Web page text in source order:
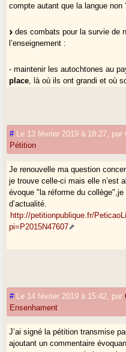
compte autant que la langue non
des combats pour la survie de
l’enseignement :
- maintenir les autochtones au
place , là où ils ont grandi et où
élargies (cf Corse, Nouvelle
pourrait par exemple changer le
rectorats.
A de récentes élections j’ai voté
avant la dissolution d’ETA et le
vu l’offre politique la plus
Il est peut-être temps pour les
de l’économie, le culturel seul
# Le 13 février 2019 à 18:27 par
Pétition
Je renouvelle ma question
je trouve celle-ci mais elle n’est
évoque "la réforme du
d’actualité.
http://petitionpublique.fr/
pi=P2015N47607
# Le 14 février 2019 à 15:42 par
Ensenhament
J’ai signé la pétition transmise
ajoutant un commentaire